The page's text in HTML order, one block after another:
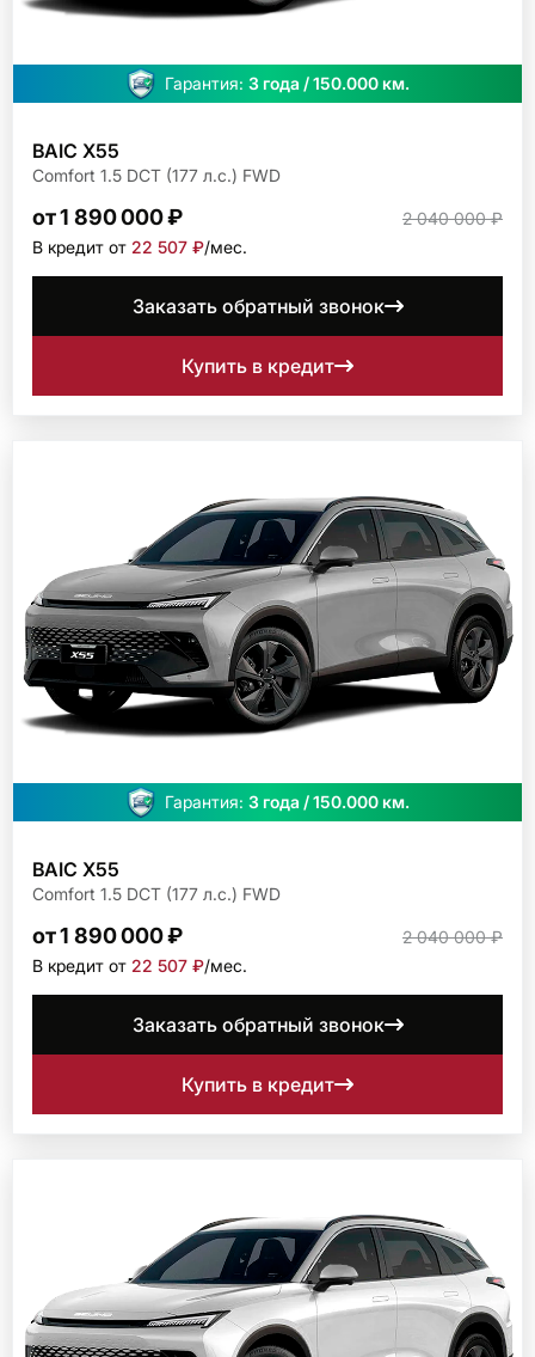
Гарантия: 3 года / 150.000 км.
BAIC X55
Comfort 1.5 DCT (177 л.с.) FWD
от 1 890 000 ₽
2 040 000 ₽
В кредит от 22 507 ₽/мec.
Заказать обратный звонок
Купить в кредит
Гарантия: 3 года / 150.000 км.
BAIC X55
Comfort 1.5 DCT (177 л.с.) FWD
от 1 890 000 ₽
2 040 000 ₽
В кредит от 22 507 ₽/мec.
Заказать обратный звонок
Купить в кредит